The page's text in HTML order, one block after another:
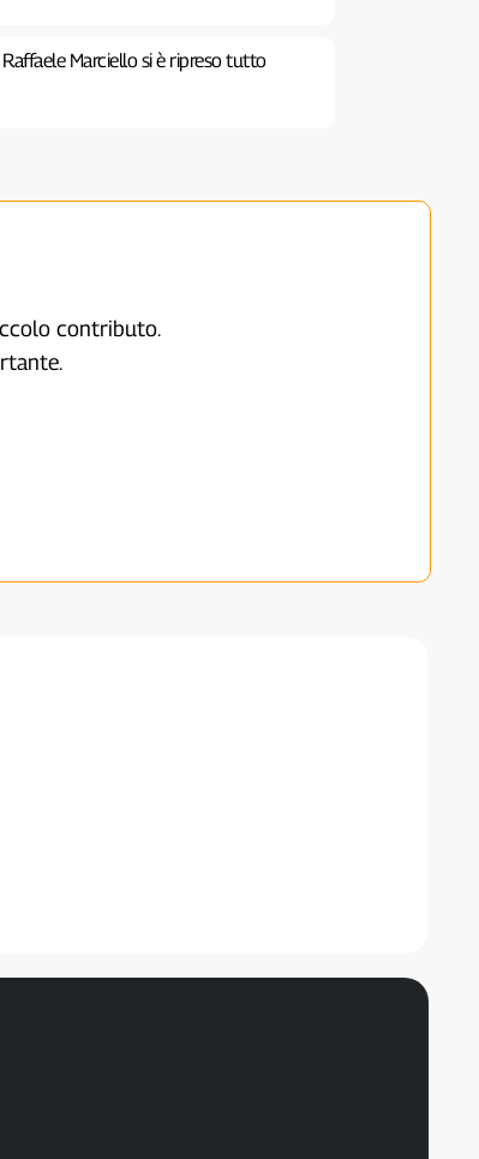
Marciello si è ripreso tutto
contributo.